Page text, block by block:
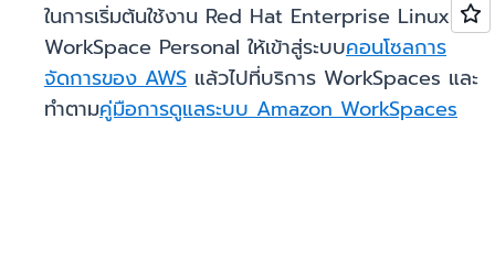
ในการเริ่มต้นใช้งาน Red Hat Enterprise Linux บน
WorkSpace Personal ให้เข้าสู่ระบบคอนโซลการ
จัดการของ AWS แล้วไปที่บริการ WorkSpaces และ
ทำตามคู่มือการดูแลระบบ Amazon WorkSpaces